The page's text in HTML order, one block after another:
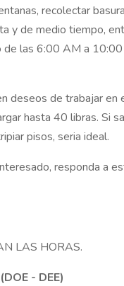
recolectar
y de medio tiempo,
las 6:00 AM a
deseos de trabajar en
hasta 40 libras. Si
pisos, seria ideal.
responda a
LAS HORAS.
- DEE)